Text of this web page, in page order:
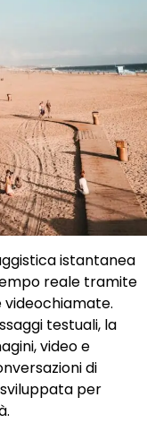
istantanea
reale tramite
videochiamate.
testuali, la
video e
di
per